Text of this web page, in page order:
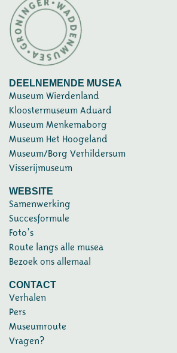
DEELNEMENDE MUSEA
Museum Wierdenland
Kloostermuseum Aduard
Museum Menkemaborg
Museum Het Hoogeland
Museum/Borg Verhildersum
Visserijmuseum
WEBSITE
Samenwerking
Succesformule
Foto’s
Route langs alle musea
Bezoek ons allemaal
CONTACT
Verhalen
Pers
Museumroute
Vragen?